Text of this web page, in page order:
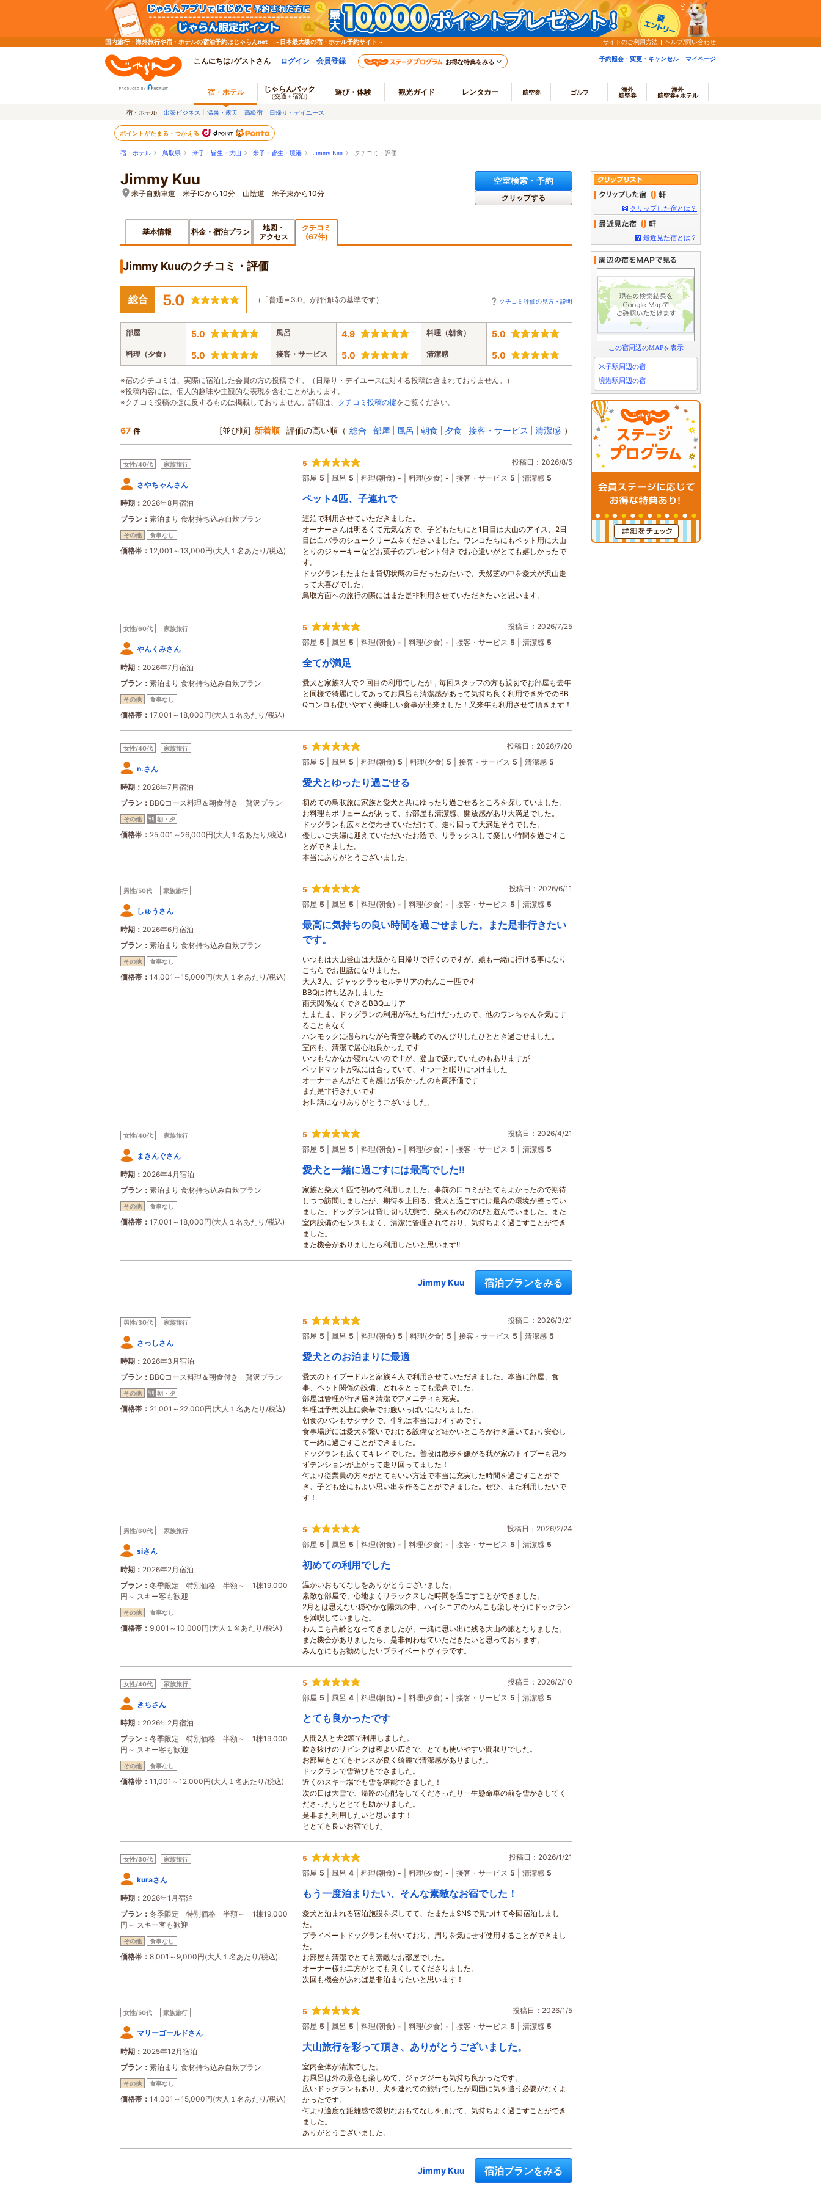
国内旅行・海外旅行や宿・ホテルの宿泊予約はじゃらんnet ～日本最大級の宿・ホテル予約サイト～ サイトのご利用方法 ヘルプ/問い合わせ
こんにちは♪ゲストさん ログイン 会員登録 お得な特典をみる 予約照会・変更・キャンセル マイページ
宿・ホテル じゃらんパック
（交通＋宿泊） 遊び・体験 観光ガイド レンタカー 航空券 ゴルフ
海外
航空券
海外
航空券+ホテル
宿・ホテル 出張ビジネス 温泉・露天 高級宿 日帰り・デイユース
ポイントがたまる・つかえる
宿・ホテル > 鳥取県 > 米子・皆生・大山 > 米子・皆生・境港 > Jimmy Kuu > クチコミ・評価
Jimmy Kuu
米子自動車道 米子ICから10分 山陰道 米子東から10分
空室検索・予約
クリップする
基本情報 料金・宿泊プラン
地図・
アクセス
クチコミ
(67件)
Jimmy Kuuのクチコミ・評価
総合 5.0 （「普通＝3.0」が評価時の基準です） クチコミ評価の見方・説明
部屋 5.0 風呂 4.9 料理（朝食） 5.0
料理（夕食） 5.0 接客・サービス 5.0 清潔感 5.0
※宿のクチコミは、実際に宿泊した会員の方の投稿です。（日帰り・デイユースに対する投稿は含まれておりません。）
※投稿内容には、個人的趣味や主観的な表現を含むことがあります。
※クチコミ投稿の掟に反するものは掲載しておりません。詳細は、 クチコミ投稿の掟をご覧ください。
67 件 [並び順] 新着順 評価の高い順 （ 総合 部屋 風呂 朝食 夕食 接客・サービス 清潔感 ）
女性/40代 家族旅行
さやちゃんさん
時期
2026年8月宿泊
プラン
素泊まり 食材持ち込み自炊プラン
その他 食事なし
価格帯 12,001～13,000円(大人１名あたり/税込)
5
投稿日：2026/8/5
部屋 5 風呂 5 料理(朝食) - 料理(夕食) - 接客・サービス 5 清潔感 5
ペット4匹、子連れで
連泊で利用させていただきました。
オーナーさんは明るくて元気な方で、子どもたちにと1日目は大山のアイス、2日
目は白バラのシュークリームをくださいました。ワンコたちにもペット用に大山
とりのジャーキーなどお菓子のプレゼント付きでお心遣いがとても嬉しかったで
す。
ドッグランもたまたま貸切状態の日だったみたいで、天然芝の中を愛犬が沢山走
って大喜びでした。
鳥取方面への旅行の際にはまた是非利用させていただきたいと思います。
女性/60代 家族旅行
やんくみさん
時期
2026年7月宿泊
プラン
素泊まり 食材持ち込み自炊プラン
その他 食事なし
価格帯 17,001～18,000円(大人１名あたり/税込)
5
投稿日：2026/7/25
部屋 5 風呂 5 料理(朝食) - 料理(夕食) - 接客・サービス 5 清潔感 5
全てが満足
愛犬と家族3人で２回目の利用でしたが，毎回スタッフの方も親切でお部屋も去年
と同様で綺麗にしてあってお風呂も清潔感があって気持ち良く利用でき外でのBB
Qコンロも使いやすく美味しい食事が出来ました！又来年も利用させて頂きます！
女性/40代 家族旅行
n.さん
時期
2026年7月宿泊
プラン
BBQコース料理＆朝食付き 贅沢プラン
その他 朝・夕
価格帯 25,001～26,000円(大人１名あたり/税込)
5
投稿日：2026/7/20
部屋 5 風呂 5 料理(朝食) 5 料理(夕食) 5 接客・サービス 5 清潔感 5
愛犬とゆったり過ごせる
初めての鳥取旅に家族と愛犬と共にゆったり過ごせるところを探していました。
お料理もボリュームがあって、お部屋も清潔感、開放感があり大満足でした。
ドッグランも広々と使わせていただけて、走り回って大満足そうでした。
優しいご夫婦に迎えていただいたお陰で、リラックスして楽しい時間を過ごすこ
とができました。
本当にありがとうございました。
男性/50代 家族旅行
しゅうさん
時期
2026年6月宿泊
プラン
素泊まり 食材持ち込み自炊プラン
その他 食事なし
価格帯 14,001～15,000円(大人１名あたり/税込)
5
投稿日：2026/6/11
部屋 5 風呂 5 料理(朝食) - 料理(夕食) - 接客・サービス 5 清潔感 5
最高に気持ちの良い時間を過ごせました。また是非行きたい
です。
いつもは大山登山は大阪から日帰りで行くのですが、娘も一緒に行ける事になり
こちらでお世話になりました。
大人3人、ジャックラッセルテリアのわんこ一匹です
BBQは持ち込みしました
雨天関係なくできるBBQエリア
たまたま、ドッグランの利用が私たちだけだったので、他のワンちゃんを気にす
ることもなく
ハンモックに揺られながら青空を眺めてのんびりしたひととき過ごせました。
室内も、清潔で居心地良かったです
いつもなかなか寝れないのですが、登山で疲れていたのもありますが
ベッドマットが私には合っていて、すつーと眠りにつけました
オーナーさんがとても感じが良かったのも高評価です
また是非行きたいです
お世話になりありがとうございました。
女性/40代 家族旅行
まきんぐさん
時期
2026年4月宿泊
プラン
素泊まり 食材持ち込み自炊プラン
その他 食事なし
価格帯 17,001～18,000円(大人１名あたり/税込)
5
投稿日：2026/4/21
部屋 5 風呂 5 料理(朝食) - 料理(夕食) - 接客・サービス 5 清潔感 5
愛犬と一緒に過ごすには最高でした!!
家族と柴犬１匹で初めて利用しました。事前の口コミがとてもよかったので期待
しつつ訪問しましたが、期待を上回る、愛犬と過ごすには最高の環境が整ってい
ました。ドッグランは貸し切り状態で、柴犬ものびのびと遊んでいました。また
室内設備のセンスもよく、清潔に管理されており、気持ちよく過ごすことができ
ました。
また機会がありましたら利用したいと思います!!
Jimmy Kuu 宿泊プランをみる
男性/30代 家族旅行
さっしさん
時期
2026年3月宿泊
プラン
BBQコース料理＆朝食付き 贅沢プラン
その他 朝・夕
価格帯 21,001～22,000円(大人１名あたり/税込)
5
投稿日：2026/3/21
部屋 5 風呂 5 料理(朝食) 5 料理(夕食) 5 接客・サービス 5 清潔感 5
愛犬とのお泊まりに最適
愛犬のトイプードルと家族４人で利用させていただきました。本当に部屋、食
事、ペット関係の設備、どれをとっても最高でした。
部屋は管理が行き届き清潔でアメニティも充実。
料理は予想以上に豪華でお腹いっぱいになりました。
朝食のパンもサクサクで、牛乳は本当におすすめです。
食事場所には愛犬を繋いでおける設備など細かいところが行き届いており安心し
て一緒に過ごすことができました。
ドッグランも広くてキレイでした。普段は散歩を嫌がる我が家のトイプーも思わ
ずテンションが上がって走り回ってました！
何より従業員の方々がとてもいい方達で本当に充実した時間を過ごすことがで
き、子ども達にもよい思い出を作ることができました。ぜひ、また利用したいで
す！
男性/60代 家族旅行
siさん
時期
2026年2月宿泊
プラン
冬季限定 特別価格 半額～ 1棟19,000
円～ スキー客も歓迎
その他 食事なし
価格帯 9,001～10,000円(大人１名あたり/税込)
5
投稿日：2026/2/24
部屋 5 風呂 5 料理(朝食) - 料理(夕食) - 接客・サービス 5 清潔感 5
初めての利用でした
温かいおもてなしをありがとうございました。
素敵な部屋で、心地よくリラックスした時間を過ごすことができました。
2月とは思えない穏やかな陽気の中、ハイシニアのわんこも楽しそうにドックラン
を満喫していました。
わんこも高齢となってきましたが、一緒に思い出に残る大山の旅となりました。
また機会がありましたら、是非伺わせていただきたいと思っております。
みんなにもお勧めしたいプライベートヴィラです。
女性/40代 家族旅行
きちさん
時期
2026年2月宿泊
プラン
冬季限定 特別価格 半額～ 1棟19,000
円～ スキー客も歓迎
その他 食事なし
価格帯 11,001～12,000円(大人１名あたり/税込)
5
投稿日：2026/2/10
部屋 5 風呂 4 料理(朝食) - 料理(夕食) - 接客・サービス 5 清潔感 5
とても良かったです
人間2人と犬2頭で利用しました。
吹き抜けのリビングは程よい広さで、とても使いやすい間取りでした。
お部屋もとてもセンスが良く綺麗で清潔感がありました。
ドッグランで雪遊びもできました。
近くのスキー場でも雪を堪能できました！
次の日は大雪で、帰路の心配をしてくださったり一生懸命車の前を雪かきしてく
ださったりととても助かりました。
是非また利用したいと思います！
ととても良いお宿でした
女性/30代 家族旅行
kuraさん
時期
2026年1月宿泊
プラン
冬季限定 特別価格 半額～ 1棟19,000
円～ スキー客も歓迎
その他 食事なし
価格帯 8,001～9,000円(大人１名あたり/税込)
5
投稿日：2026/1/21
部屋 5 風呂 4 料理(朝食) - 料理(夕食) - 接客・サービス 5 清潔感 5
もう一度泊まりたい、そんな素敵なお宿でした！
愛犬と泊まれる宿泊施設を探してて、たまたまSNSで見つけて今回宿泊しまし
た。
プライベートドッグランも付いており、周りを気にせず使用することができまし
た。
お部屋も清潔でとても素敵なお部屋でした。
オーナー様お二方がとても良くしてくださりました。
次回も機会があれば是非泊まりたいと思います！
女性/50代 家族旅行
マリーゴールドさん
時期
2025年12月宿泊
プラン
素泊まり 食材持ち込み自炊プラン
その他 食事なし
価格帯 14,001～15,000円(大人１名あたり/税込)
5
投稿日：2026/1/5
部屋 5 風呂 5 料理(朝食) - 料理(夕食) - 接客・サービス 5 清潔感 5
大山旅行を彩って頂き、ありがとうございました。
室内全体が清潔でした。
お風呂は外の景色も楽しめて、ジャグジーも気持ち良かったです。
広いドッグランもあり、犬を連れての旅行でしたが周囲に気を遣う必要がなくよ
かったです。
何より適度な距離感で親切なおもてなしを頂けて、気持ちよく過ごすことができ
ました。
ありがとうございました。
Jimmy Kuu 宿泊プランをみる
0
クリップした宿とは？
0
最近見た宿とは？
この宿周辺のMAPを表示
米子駅周辺の宿
境港駅周辺の宿